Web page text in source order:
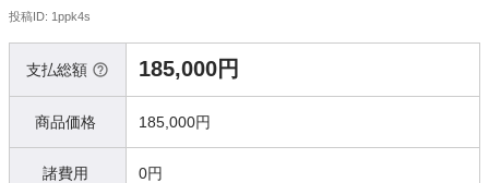
投稿ID: 1ppk4s
支払総額 185,000円
商品価格 185,000円
諸費用 0円